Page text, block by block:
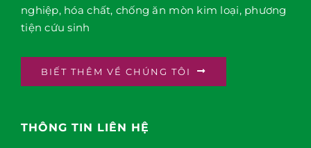
nghiệp, hóa chất, chống ăn mòn kim loại, phương
tiện cứu sinh
BIẾT THÊM VỀ CHÚNG TÔI
THÔNG TIN LIÊN HỆ